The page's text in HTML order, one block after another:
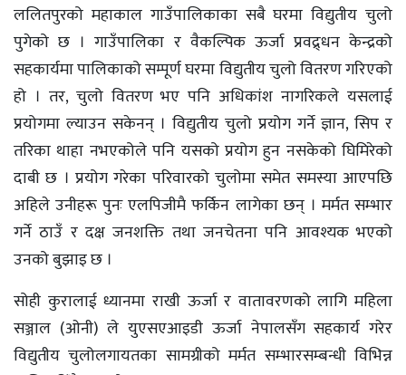
ललितपुरको महाकाल गाउँपालिकाका सबै घरमा विद्युतीय चुलो
पुगेको छ । गाउँपालिका र वैकल्पिक ऊर्जा प्रवद्र्धन केन्द्रको
सहकार्यमा पालिकाको सम्पूर्ण घरमा विद्युतीय चुलो वितरण गरिएको
हो । तर, चुलो वितरण भए पनि अधिकांश नागरिकले यसलाई
प्रयोगमा ल्याउन सकेनन् । विद्युतीय चुलो प्रयोग गर्ने ज्ञान, सिप र
तरिका थाहा नभएकोले पनि यसको प्रयोग हुन नसकेको घिमिरेको
दाबी छ । प्रयोग गरेका परिवारको चुलोमा समेत समस्या आएपछि
अहिले उनीहरू पुनः एलपिजीमै फर्किन लागेका छन् । मर्मत सम्भार
गर्ने ठाउँ र दक्ष जनशक्ति तथा जनचेतना पनि आवश्यक भएको
उनको बुझाइ छ ।
सोही कुरालाई ध्यानमा राखी ऊर्जा र वातावरणको लागि महिला
सञ्जाल (ओनी) ले युएसएआइडी ऊर्जा नेपालसँग सहकार्य गरेर
विद्युतीय चुलोलगायतका सामग्रीको मर्मत सम्भारसम्बन्धी विभिन्न